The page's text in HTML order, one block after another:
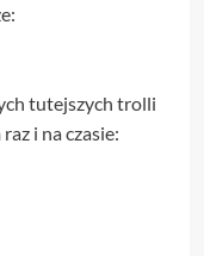
tutejszych trolli
i na czasie: